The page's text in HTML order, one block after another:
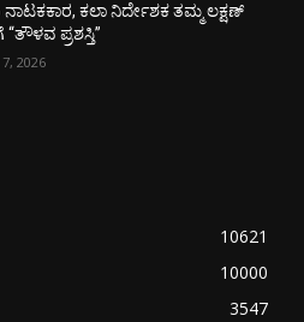
ಕಲಾ ನಿರ್ದೇಶಕ ತಮ್ಮ ಲಕ್ಷಣ್
ಪ್ರಶಸ್ತಿ”
2026
10621
10000
3547